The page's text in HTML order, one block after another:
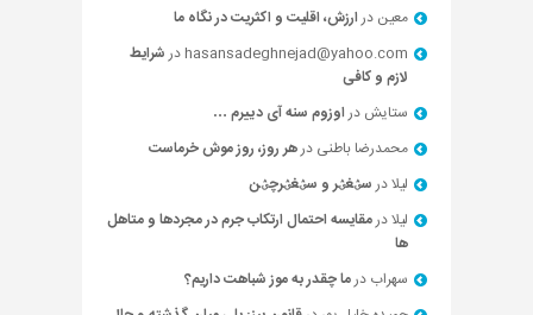
معین درارزش، اقلیت و اکثریت در نگاه ما
hasansadeghnejad@yahoo.com درشرایط
لازم و کافی
ستایش دراوزوم سنه آی دییرم …
محمدرضا باطنی درهر روز، روز موش خرماست
لیلادرسؽغؽر و سؽغؽرچؽن
لیلادرمقایسه احتمال ارتکاب جرم در مجردها و متاهل
ها
سهراب درما چقدر به موز شباهت داریم؟